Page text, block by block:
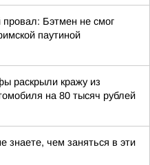
провал: Бэтмен не смог
паутиной
раскрыли кражу из
на 80 тысяч рублей
знаете, чем заняться в эти